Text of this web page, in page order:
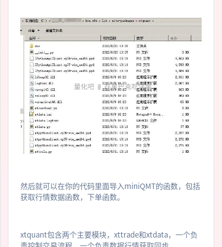
然后就可以在你的代码里面导入miniQMT的函数，包括
获取行情数据函数，下单函数。
xtquant包含两个主要模块，xttrade和xtdata，一个负